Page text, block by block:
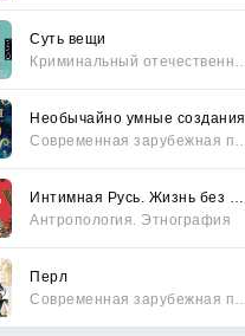
Суть вещи
Необычайно умные создания
Антропология. Этнография
Перл